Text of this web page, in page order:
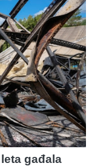
gađala